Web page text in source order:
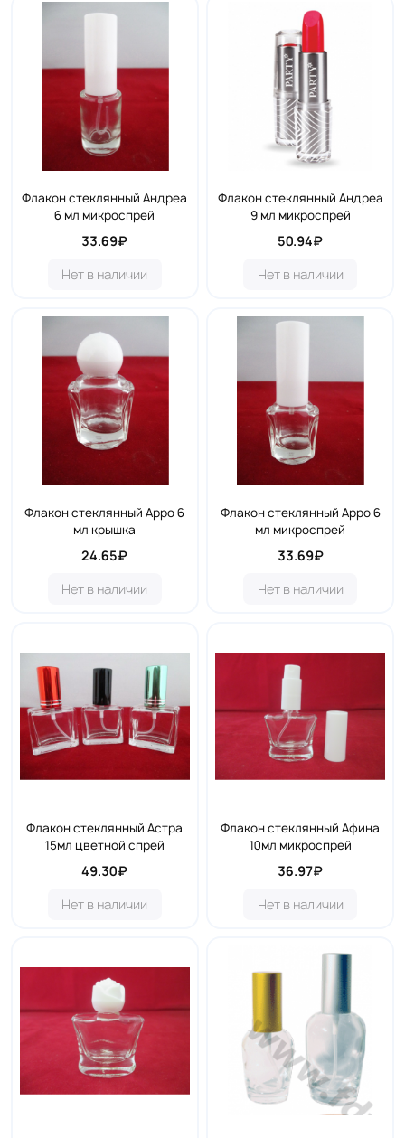
Флакон стеклянный Андреа
6 мл микроспрей
33.69₽
Нет в наличии
Флакон стеклянный Андреа
9 мл микроспрей
50.94₽
Нет в наличии
Флакон стеклянный Арро 6
мл крышка
24.65₽
Нет в наличии
Флакон стеклянный Арро 6
мл микроспрей
33.69₽
Нет в наличии
Флакон стеклянный Астра
15мл цветной спрей
49.30₽
Нет в наличии
Флакон стеклянный Афина
10мл микроспрей
36.97₽
Нет в наличии